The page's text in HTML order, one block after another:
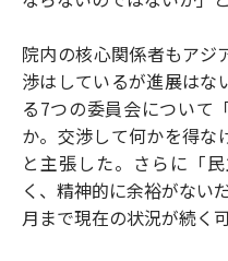
院内の核心関係者もアジ
渉はしているが進展はな
る7つの委員会について
か。交渉して何かを得な
と主張した。さらに「
く、精神的に余裕がない
月まで現在の状況が続く